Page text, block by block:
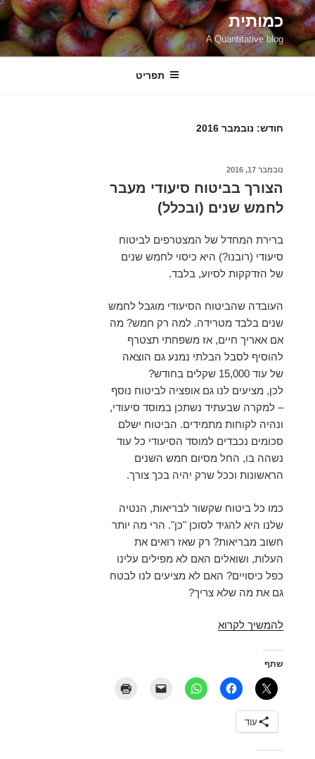
דילוג
לתוכן
כמותית
A Quantitative blog
תפריט
חודש: נובמבר 2016
פורסם
נובמבר 17, 2016
הצורך בביטוח סיעודי מעבר
לחמש שנים (ובכלל)
ברירת המחדל של המצטרפים לביטוח
סיעודי (רובנו?) היא כיסוי לחמש שנים
של הזדקקות לסיוע, בלבד.
העובדה שהביטוח הסיעודי מוגבל לחמש
שנים בלבד מטרידה. למה רק חמש? מה
אם אאריך חיים, אז משפחתי תצטרף
להוסיף לסבל הבלתי נמנע גם הוצאה
של עוד 15,000 שקלים בחודש?
לכן, מציעים לנו גם אופציה לביטוח נוסף
– למקרה שבעתיד נשתכן במוסד סיעודי,
ונהיה לקוחות מתמידים. הביטוח ישלם
סכומים נכבדים למוסד הסיעודי כל עוד
נשהה בו, החל מסיום חמש השנים
הראשונות וככל שרק יהיה בכך צורך.
כמו כל ביטוח שקשור לבריאות, הנטיה
שלנו היא להגיד לסוכן "כן". הרי מה יותר
חשוב מבריאות? רק שאז רואים את
העלות, ושואלים האם לא מפילים עלינו
כפל כיסויים? האם לא מציעים לנו לבטח
גם את מה שלא צריך?
להמשיך לקרוא
מעבר
לחמש
שתף
עוד